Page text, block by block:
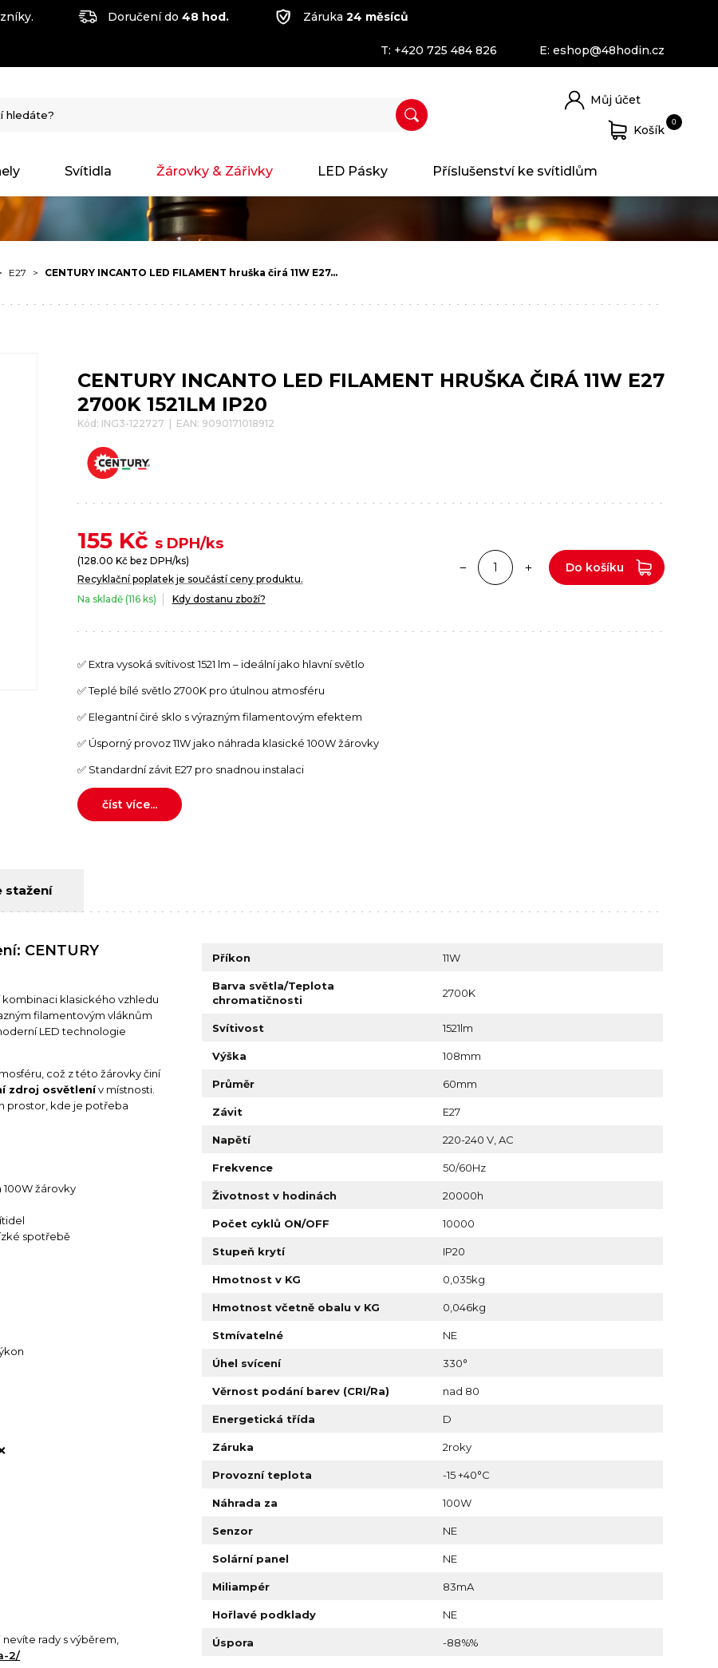
Doručení do48 hod. Záruka24 měsíců
T: +420 725 484 826 E: eshop@48hodin.cz
Můj účet
0
Košík
Svítidla Žárovky & Zářivky LED Pásky Příslušenství ke svítidlům
E27 CENTURY INCANTO LED FILAMENT hruška čirá 11W E27…
CENTURY INCANTO LED FILAMENT HRUŠKA ČIRÁ 11W E27
2700K 1521LM IP20
Kód: ING3-122727 | EAN: 9090171018912
155Kč s DPH/ks
(128.00 Kč bez DPH/ks)
Recyklační poplatek je součástí ceny produktu.
Na skladě (116 ks)
Kdy dostanu zboží?
Do košíku
✅ Extra vysoká svítivost 1521 lm – ideální jako hlavní světlo
✅ Teplé bílé světlo 2700K pro útulnou atmosféru
✅ Elegantní čiré sklo s výrazným filamentovým efektem
✅ Úsporný provoz 11W jako náhrada klasické 100W žárovky
✅ Standardní závit E27 pro snadnou instalaci
číst více...
stažení
CENTURY
kombinaci klasického vzhledu
filamentovým vláknům
LED technologie
což z této žárovky činí
zdroj osvětlenív místnosti.
prostor, kde je potřeba
žárovky
spotřebě
rady s výběrem,
2/
Příkon 11W
Barva světla/Teplota
chromatičnosti
2700K
Svítivost 1521lm
Výška 108mm
Průměr 60mm
Závit E27
Napětí 220-240 V, AC
Frekvence 50/60Hz
Životnost v hodinách 20000h
Počet cyklů ON/OFF 10000
Stupeň krytí IP20
Hmotnost v KG 0,035kg
Hmotnost včetně obalu v KG 0,046kg
Stmívatelné NE
Úhel svícení 330°
Věrnost podání barev (CRI/Ra) nad 80
Energetická třída D
Záruka 2roky
Provozní teplota -15 +40°C
Náhrada za 100W
Senzor NE
Solární panel NE
Miliampér 83mA
Hořlavé podklady NE
Úspora -88%%